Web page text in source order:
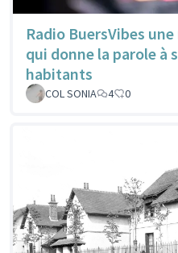
Radio BuersVibes
qui donne la parole à
habitants
COL SONIA 4 0